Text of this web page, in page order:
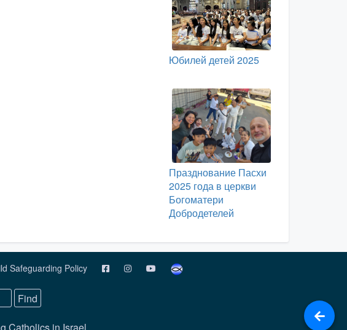
Юбилей детей 2025
Празднование Пасхи
2025 года в церкви
Богоматери
Добродетелей
Safeguarding Policy